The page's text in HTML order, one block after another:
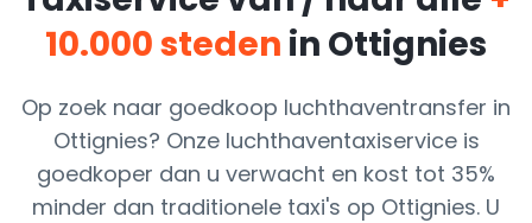
10.000 steden in Ottignies
Op zoek naar goedkoop luchthaventransfer in
Ottignies? Onze luchthaventaxiservice is
goedkoper dan u verwacht en kost tot 35%
minder dan traditionele taxi's op Ottignies. U